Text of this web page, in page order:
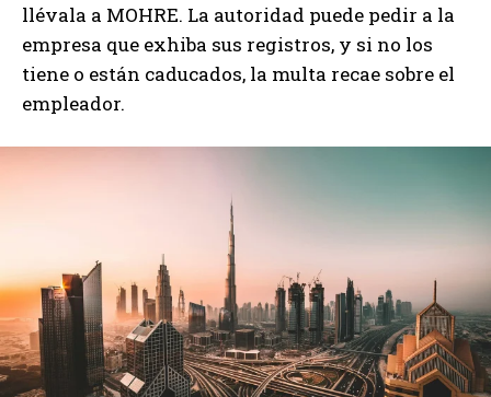
llévala a MOHRE. La autoridad puede pedir a la
empresa que exhiba sus registros, y si no los
tiene o están caducados, la multa recae sobre el
empleador.